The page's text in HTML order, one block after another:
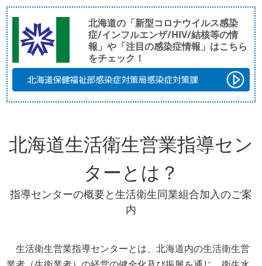
北海道の「新型コロナウイルス感染
症/インフルエンザ/HIV/結核等の情
報」や「注目の感染症情報」はこちら
をチェック！
北海道生活衛生営業指導セン
ターとは？
指導センターの概要と生活衛生同業組合加入のご案
内
生活衛生営業指導センターとは、北海道内の生活衛生営